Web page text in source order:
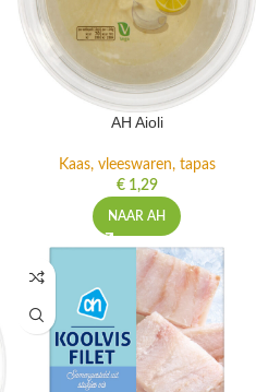
AH Aioli
Kaas, vleeswaren, tapas
€1,29
NAAR AH